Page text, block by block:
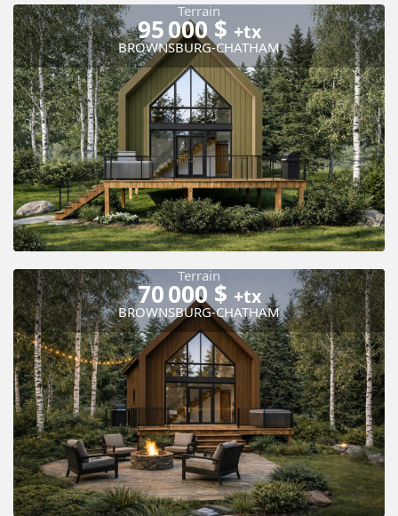
Terrain
95 000 $ +tx
BROWNSBURG-CHATHAM
Terrain
70 000 $ +tx
BROWNSBURG-CHATHAM